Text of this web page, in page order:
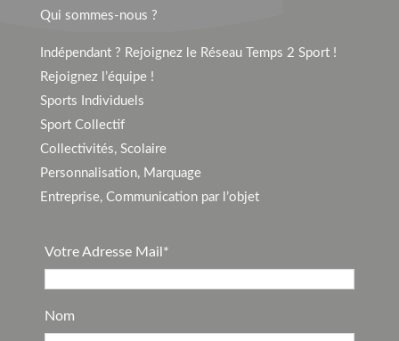
Qui sommes-nous ?
Indépendant ? Rejoignez le Réseau Temps 2 Sport !
Rejoignez l’équipe !
Sports Individuels
Sport Collectif
Collectivités, Scolaire
Personnalisation, Marquage
Entreprise, Communication par l’objet
Votre Adresse Mail*
Nom